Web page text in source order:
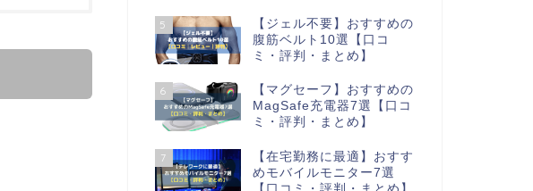
5
【ジェル不要】おすすめの
腹筋ベルト10選【口コ
ミ・評判・まとめ】
6
【マグセーフ】おすすめの
MagSafe充電器7選【口コ
ミ・評判・まとめ】
7
【在宅勤務に最適】おすす
めモバイルモニター7選